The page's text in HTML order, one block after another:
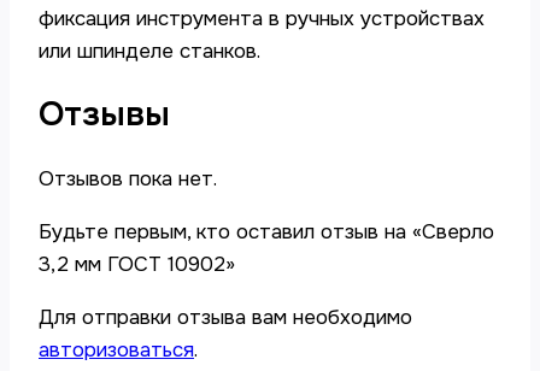
фиксация инструмента в ручных устройствах
или шпинделе станков.
Отзывы
Отзывов пока нет.
Будьте первым, кто оставил отзыв на «Сверло
3,2 мм ГОСТ 10902»
Для отправки отзыва вам необходимо
авторизоваться.